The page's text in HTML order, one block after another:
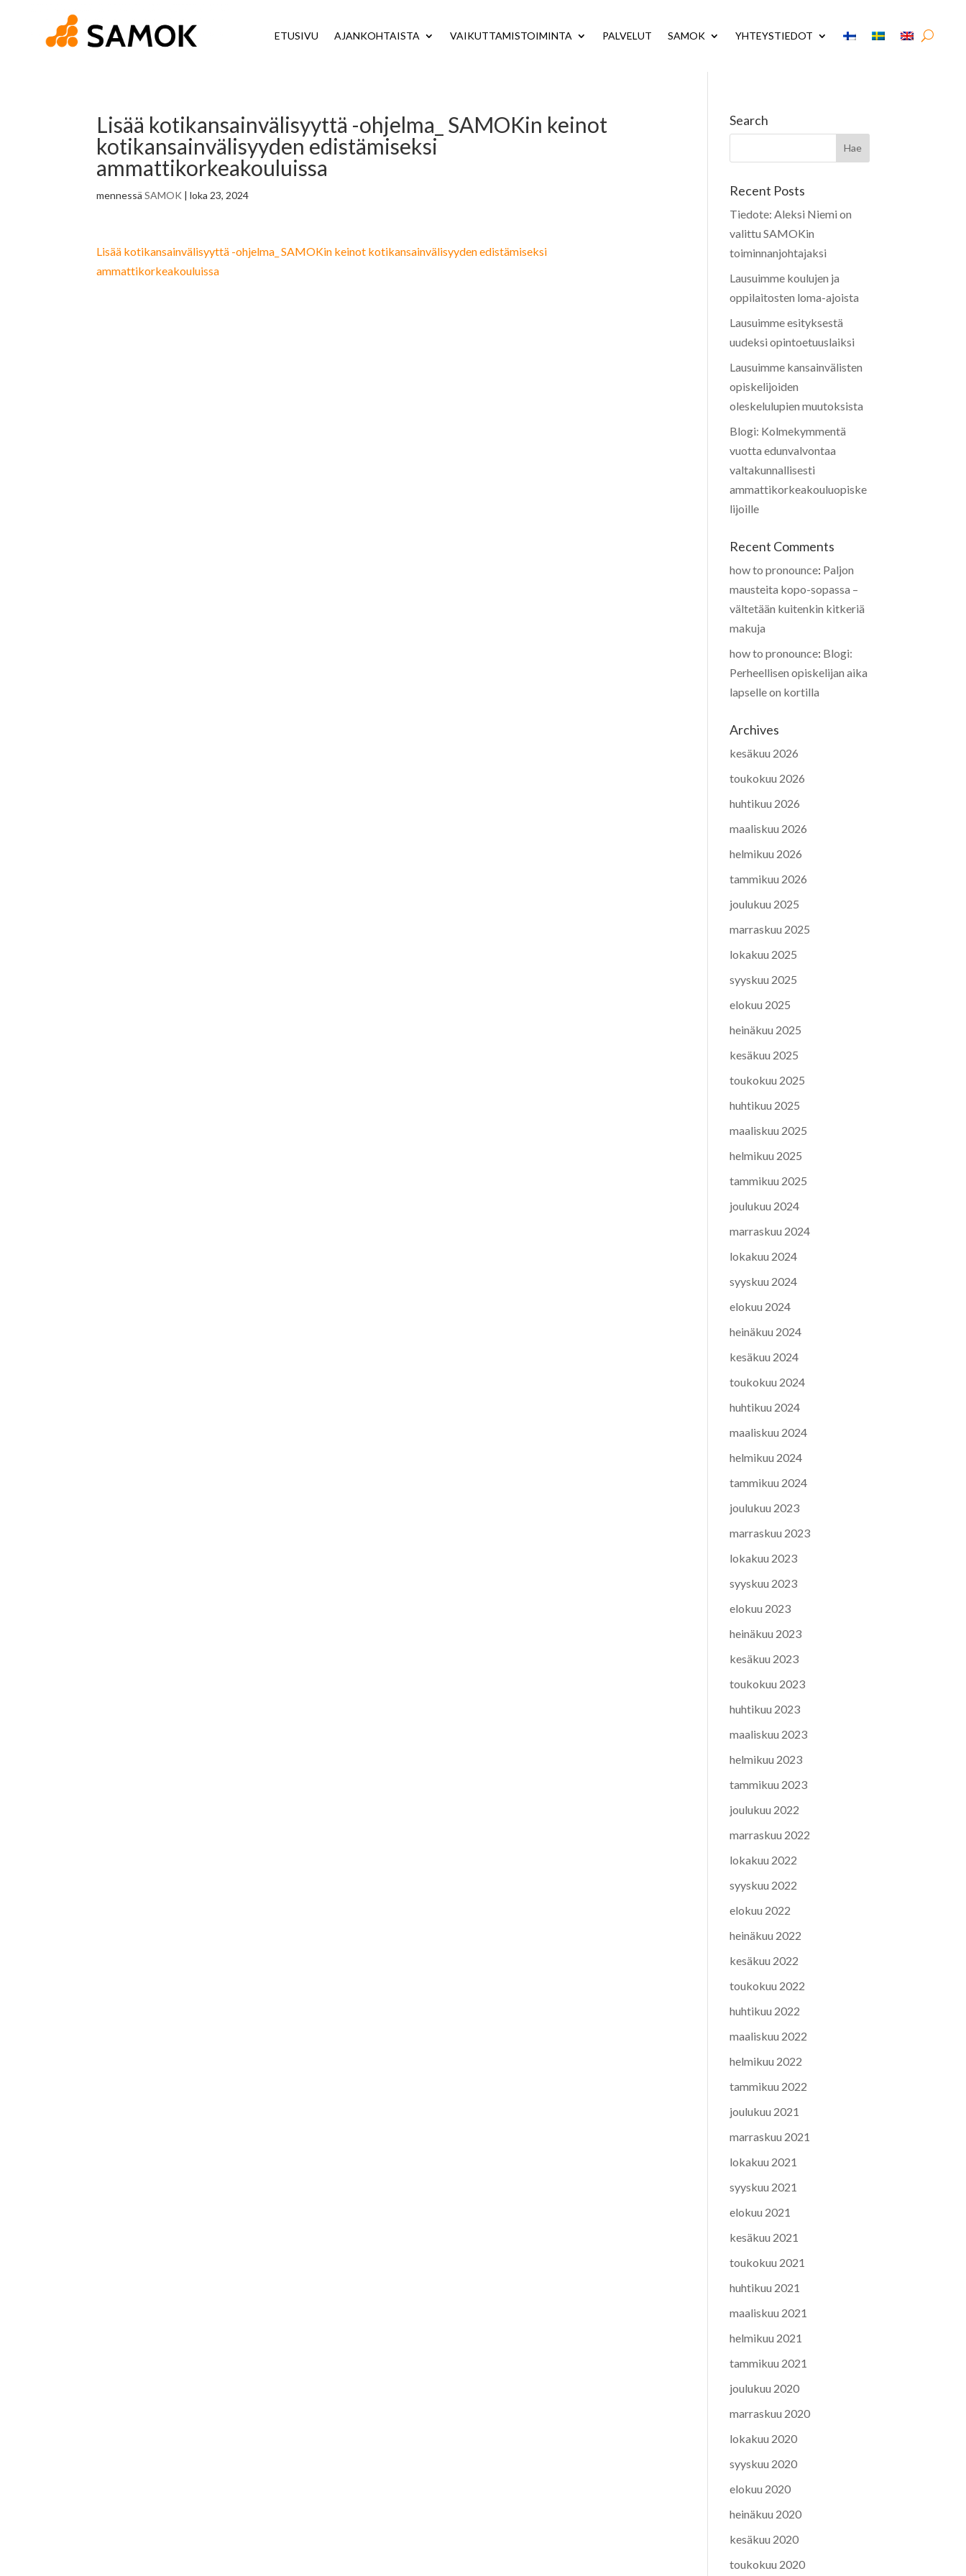
ETUSIVU AJANKOHTAISTA VAIKUTTAMISTOIMINTA PALVELUT SAMOK YHTEYSTIEDOT
Lisää kotikansainvälisyyttä -ohjelma_ SAMOKin keinot
kotikansainvälisyyden edistämiseksi
ammattikorkeakouluissa
mennessäSAMOK |loka 23, 2024
Lisää kotikansainvälisyyttä -ohjelma_ SAMOKin keinot kotikansainvälisyyden edistämiseksi
ammattikorkeakouluissa
Search
Recent Posts
Tiedote: Aleksi Niemi on
valittu SAMOKin
toiminnanjohtajaksi
Lausuimme koulujen ja
oppilaitosten loma-ajoista
Lausuimme esityksestä
uudeksi opintoetuuslaiksi
Lausuimme kansainvälisten
opiskelijoiden
oleskelulupien muutoksista
Blogi: Kolmekymmentä
vuotta edunvalvontaa
valtakunnallisesti
ammattikorkeakouluopiske
lijoille
Recent Comments
how to pronounce: Paljon
mausteita kopo-sopassa –
vältetään kuitenkin kitkeriä
makuja
how to pronounce: Blogi:
Perheellisen opiskelijan aika
lapselle on kortilla
Archives
kesäkuu 2026
toukokuu 2026
huhtikuu 2026
maaliskuu 2026
helmikuu 2026
tammikuu 2026
joulukuu 2025
marraskuu 2025
lokakuu 2025
syyskuu 2025
elokuu 2025
heinäkuu 2025
kesäkuu 2025
toukokuu 2025
huhtikuu 2025
maaliskuu 2025
helmikuu 2025
tammikuu 2025
joulukuu 2024
marraskuu 2024
lokakuu 2024
syyskuu 2024
elokuu 2024
heinäkuu 2024
kesäkuu 2024
toukokuu 2024
huhtikuu 2024
maaliskuu 2024
helmikuu 2024
tammikuu 2024
joulukuu 2023
marraskuu 2023
lokakuu 2023
syyskuu 2023
elokuu 2023
heinäkuu 2023
kesäkuu 2023
toukokuu 2023
huhtikuu 2023
maaliskuu 2023
helmikuu 2023
tammikuu 2023
joulukuu 2022
marraskuu 2022
lokakuu 2022
syyskuu 2022
elokuu 2022
heinäkuu 2022
kesäkuu 2022
toukokuu 2022
huhtikuu 2022
maaliskuu 2022
helmikuu 2022
tammikuu 2022
joulukuu 2021
marraskuu 2021
lokakuu 2021
syyskuu 2021
elokuu 2021
kesäkuu 2021
toukokuu 2021
huhtikuu 2021
maaliskuu 2021
helmikuu 2021
tammikuu 2021
joulukuu 2020
marraskuu 2020
lokakuu 2020
syyskuu 2020
elokuu 2020
heinäkuu 2020
kesäkuu 2020
toukokuu 2020